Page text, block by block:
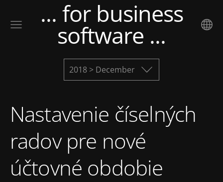
... for business
software ...
2018 > December
Nastavenie číselných
radov pre nové
účtovné obdobie